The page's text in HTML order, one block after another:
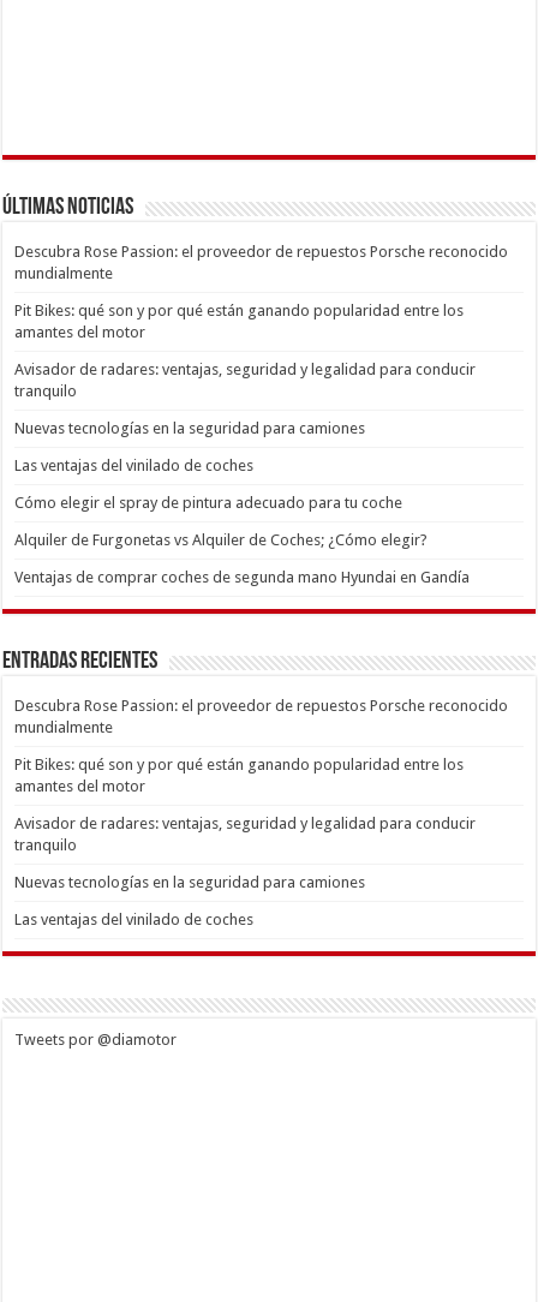
Últimas Noticias
Descubra Rose Passion: el proveedor de repuestos Porsche reconocido
mundialmente
Pit Bikes: qué son y por qué están ganando popularidad entre los
amantes del motor
Avisador de radares: ventajas, seguridad y legalidad para conducir
tranquilo
Nuevas tecnologías en la seguridad para camiones
Las ventajas del vinilado de coches
Cómo elegir el spray de pintura adecuado para tu coche
Alquiler de Furgonetas vs Alquiler de Coches; ¿Cómo elegir?
Ventajas de comprar coches de segunda mano Hyundai en Gandía
Entradas recientes
Descubra Rose Passion: el proveedor de repuestos Porsche reconocido
mundialmente
Pit Bikes: qué son y por qué están ganando popularidad entre los
amantes del motor
Avisador de radares: ventajas, seguridad y legalidad para conducir
tranquilo
Nuevas tecnologías en la seguridad para camiones
Las ventajas del vinilado de coches
Tweets por @diamotor